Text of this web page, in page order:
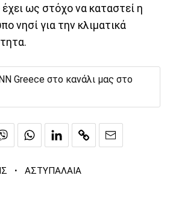
ως στόχο να καταστεί η
νησί για την κλιματικά
Greece στο κανάλι μας στο
· ΑΣΤΥΠΑΛΑΙΑ